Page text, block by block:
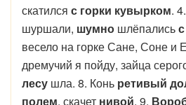
скатился с горки кувырком.
шуршали, шумно шлёпались
весело на горке Сане, Соне и
дремучий я пойду, зайца
лесу шла. 8. Конь ретивый
полем, скачет нивой. 9.